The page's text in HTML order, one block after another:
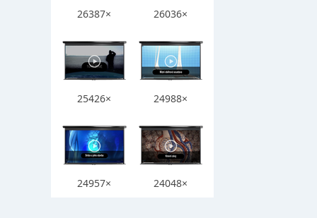
26387× 26036×
25426× 24988×
24957× 24048×